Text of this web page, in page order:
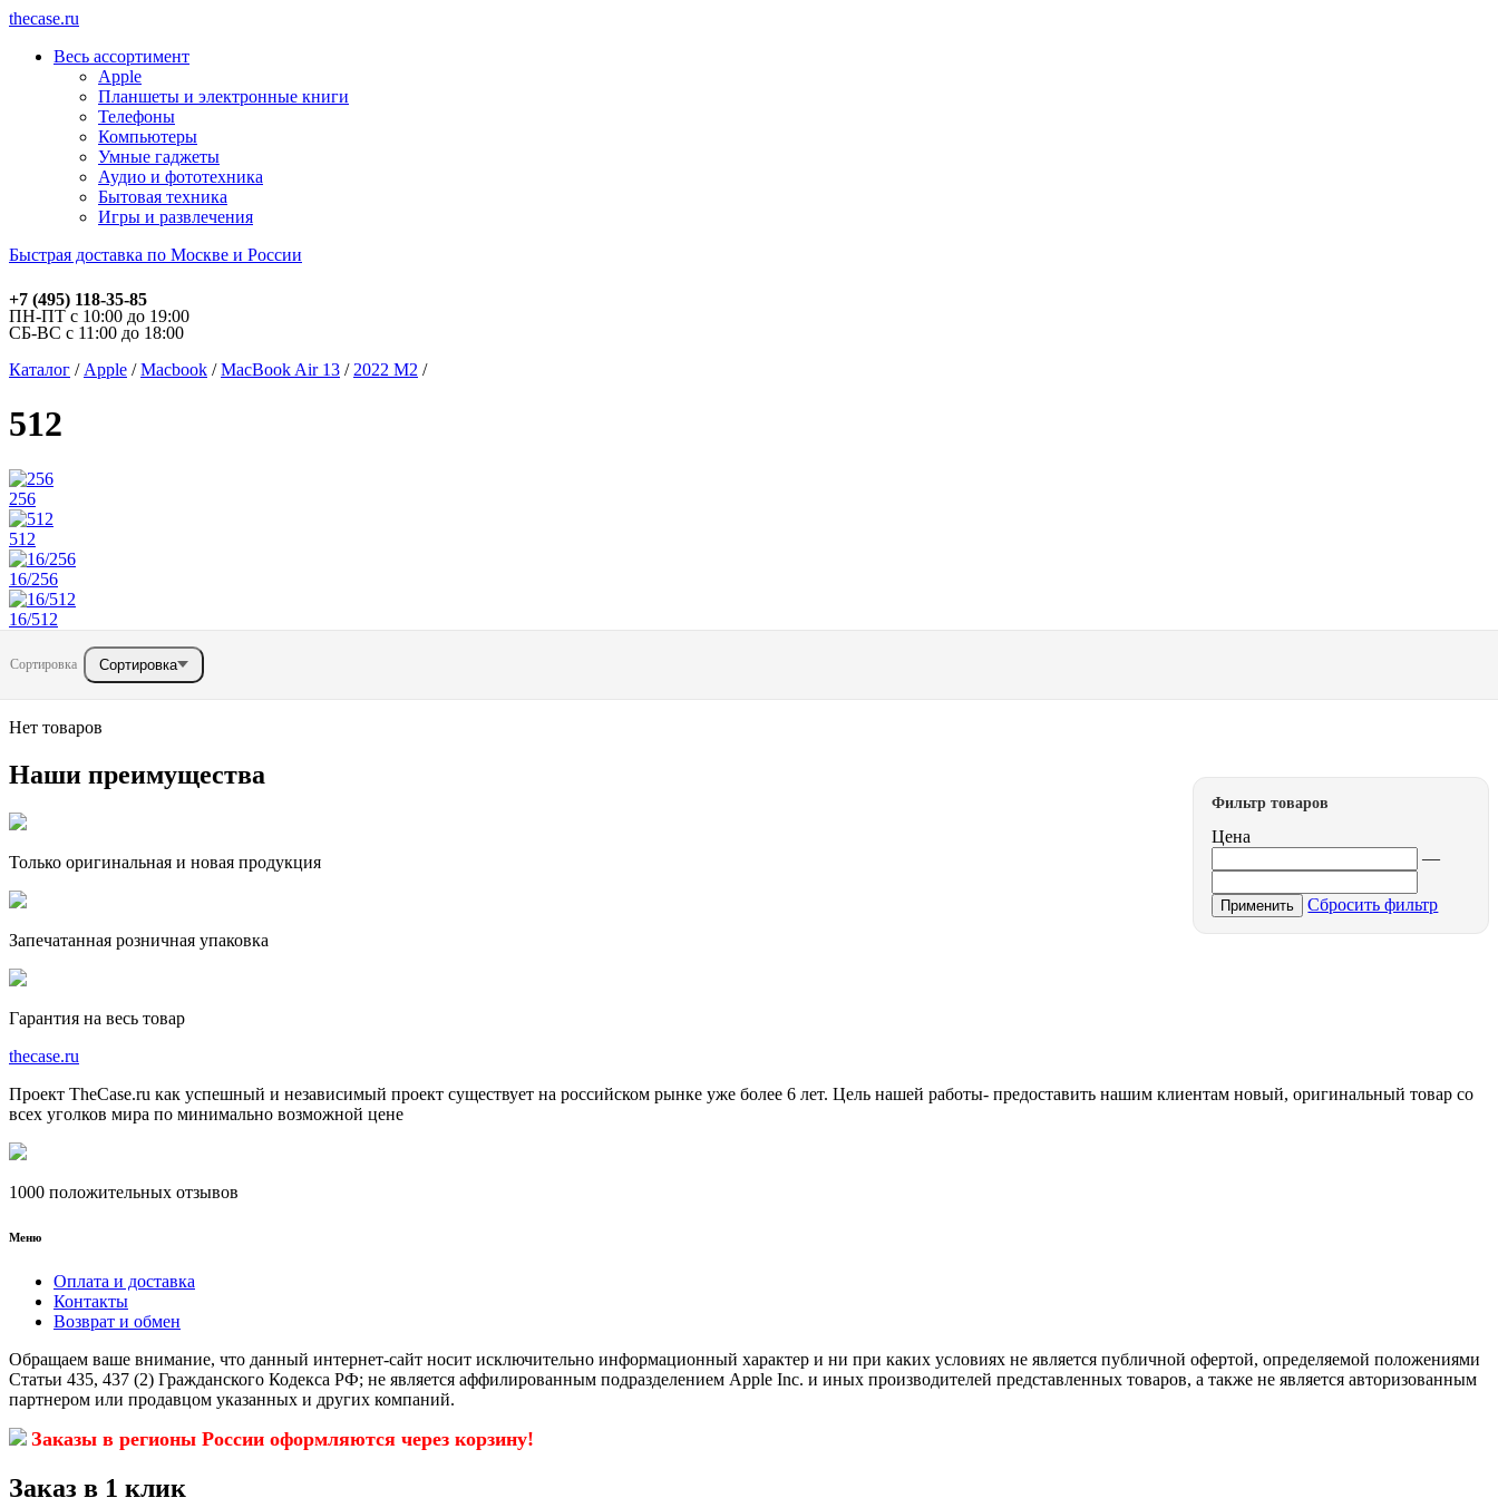
thecase.ru
Весь ассортимент
Apple
Планшеты и электронные книги
Телефоны
Компьютеры
Умные гаджеты
Аудио и фототехника
Бытовая техника
Игры и развлечения
Быстрая доставка по Москве и России
+7 (495) 118-35-85
ПН-ПТ с 10:00 до 19:00
СБ-ВС с 11:00 до 18:00
Каталог / Apple /Macbook /MacBook Air 13 / 2022 M2 /
512
256
512
16/256
16/512
Сортировка Сортировка
Нет товаров
Фильтр товаров
Цена
—
Применить Сбросить фильтр
Наши преимущества
Только оригинальная и новая продукция
Запечатанная розничная упаковка
Гарантия на весь товар
thecase.ru
Проект TheCase.ru как успешный и независимый проект существует на российском рынке уже более 6 лет. Цель нашей работы- предоставить нашим клиентам новый, оригинальный товар со
всех уголков мира по минимально возможной цене
1000 положительных отзывов
Меню
Оплата и доставка
Контакты
Возврат и обмен
Обращаем ваше внимание, что данный интернет-сайт носит исключительно информационный характер и ни при каких условиях не является публичной офертой, определяемой положениями
Статьи 435, 437 (2) Гражданского Кодекса РФ; не является аффилированным подразделением Apple Inc. и иных производителей представленных товаров, а также не является авторизованным
партнером или продавцом указанных и других компаний.
Заказы в регионы России оформляются через корзину!
Заказ в 1 клик